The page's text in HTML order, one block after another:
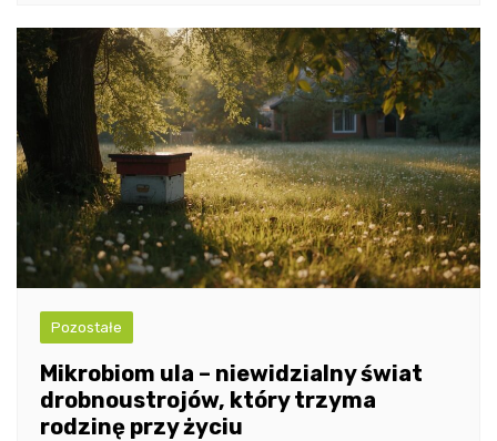
Pozostałe
Mikrobiom ula – niewidzialny świat
drobnoustrojów, który trzyma
rodzinę przy życiu